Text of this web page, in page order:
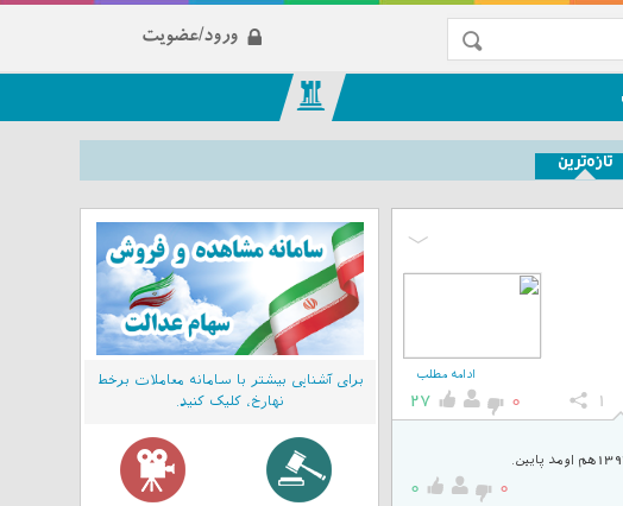
ورود/عضویت
تازه‌ترین
ادامه مطلب
1
0
27
0
0
برای آشنایی بیشتر با سامانه معاملات برخط
نهارخ، کلیک کنید.